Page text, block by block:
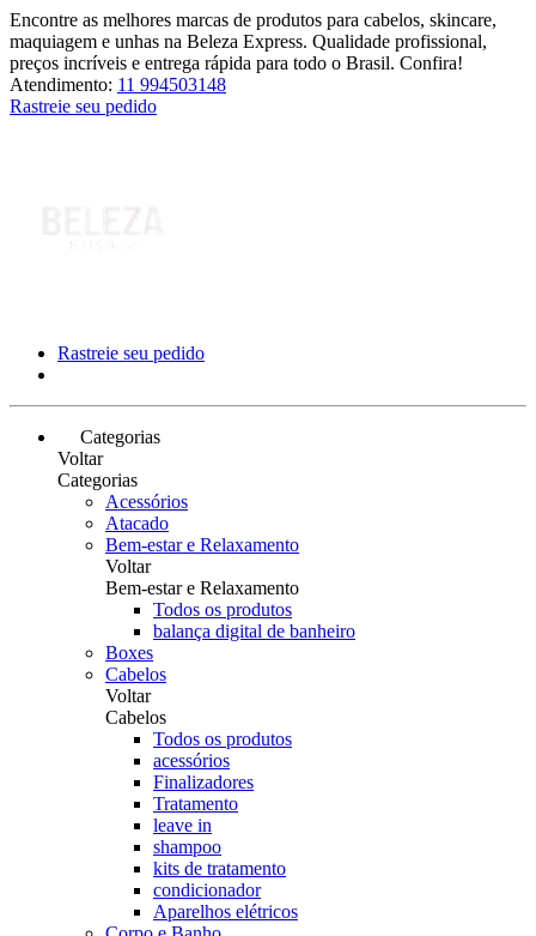
Encontre as melhores marcas de produtos para cabelos, skincare,
maquiagem e unhas na Beleza Express. Qualidade profissional,
preços incríveis e entrega rápida para todo o Brasil. Confira!
Atendimento: 11 994503148
Rastreie seu pedido
Rastreie seu pedido
Categorias
Voltar
Categorias
Acessórios
Atacado
Bem-estar e Relaxamento
Voltar
Bem-estar e Relaxamento
Todos os produtos
balança digital de banheiro
Boxes
Cabelos
Voltar
Cabelos
Todos os produtos
acessórios
Finalizadores
Tratamento
leave in
shampoo
kits de tratamento
condicionador
Aparelhos elétricos